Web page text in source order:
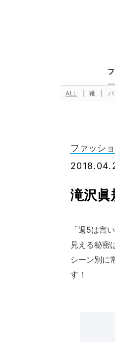
ALL 靴
ファッシ
滝沢眞
「週5は言
見える秘密
シーン別に
す！